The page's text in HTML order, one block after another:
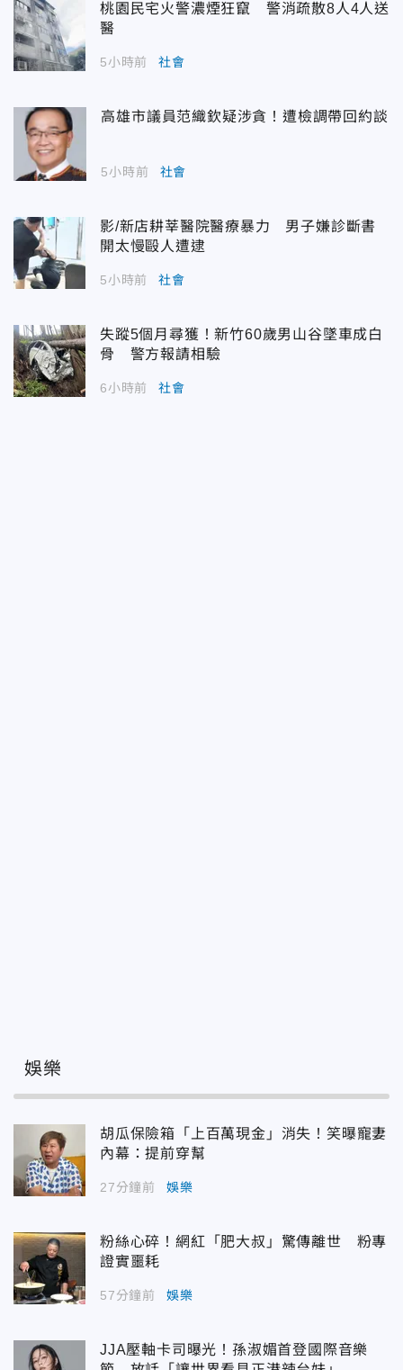
桃園民宅火警濃煙狂竄 警消疏散8人4人送
醫
5小時前 社會
高雄市議員范織欽疑涉貪！遭檢調帶回約談
5小時前 社會
影/新店耕莘醫院醫療暴力 男子嫌診斷書
開太慢毆人遭逮
5小時前 社會
失蹤5個月尋獲！新竹60歲男山谷墜車成白
骨 警方報請相驗
6小時前 社會
娛樂
胡瓜保險箱「上百萬現金」消失！笑曝寵妻
內幕：提前穿幫
27分鐘前 娛樂
粉絲心碎！網紅「肥大叔」驚傳離世 粉專
證實噩耗
57分鐘前 娛樂
JJA壓軸卡司曝光！孫淑媚首登國際音樂